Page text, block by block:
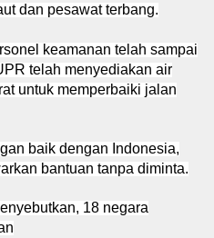
dan pesawat terbang.
keamanan telah sampai
telah menyediakan air
untuk memperbaiki jalan
baik dengan Indonesia,
bantuan tanpa diminta.
18 negara